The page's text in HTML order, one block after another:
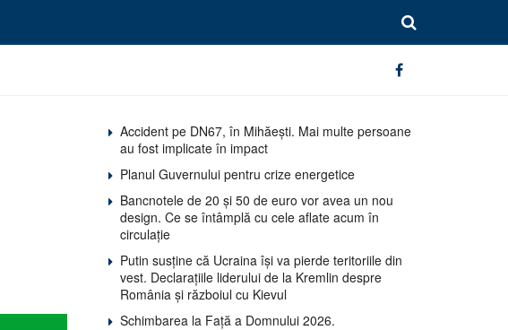
Accident pe DN67, în Mihăești. Mai multe persoane
au fost implicate în impact
Planul Guvernului pentru crize energetice
Bancnotele de 20 și 50 de euro vor avea un nou
design. Ce se întâmplă cu cele aflate acum în
circulație
Putin susține că Ucraina își va pierde teritoriile din
vest. Declarațiile liderului de la Kremlin despre
România și războiul cu Kievul
Schimbarea la Față a Domnului 2026.